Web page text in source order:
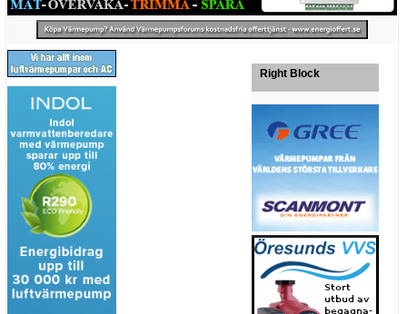
Right Block